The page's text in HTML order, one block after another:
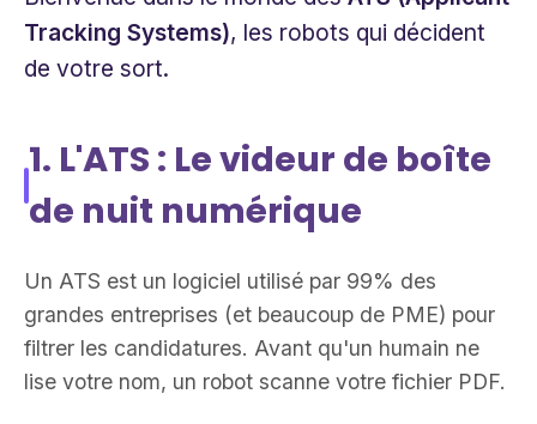
Tracking Systems), les robots qui décident
de votre sort.
1. L'ATS : Le videur de boîte
de nuit numérique
Un ATS est un logiciel utilisé par 99% des
grandes entreprises (et beaucoup de PME) pour
filtrer les candidatures. Avant qu'un humain ne
lise votre nom, un robot scanne votre fichier PDF.